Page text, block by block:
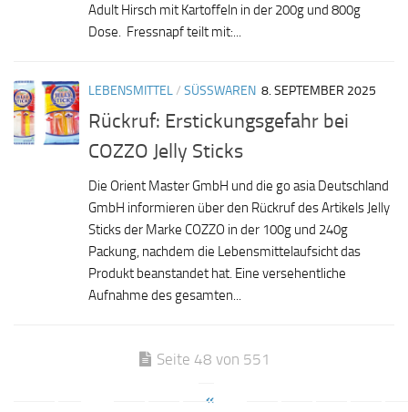
Adult Hirsch mit Kartoffeln in der 200g und 800g
Dose. Fressnapf teilt mit:...
LEBENSMITTEL/ SÜSSWAREN 8. SEPTEMBER 2025
Rückruf: Erstickungsgefahr bei
COZZO Jelly Sticks
Die Orient Master GmbH und die go asia Deutschland
GmbH informieren über den Rückruf des Artikels Jelly
Sticks der Marke COZZO in der 100g und 240g
Packung, nachdem die Lebensmittelaufsicht das
Produkt beanstandet hat. Eine versehentliche
Aufnahme des gesamten...
Seite 48 von 551
«